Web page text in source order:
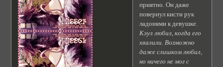
приятно. Он даже
повернул кисти рук
ладонями к девушке.
Кэул любил, когда его
хвалили. Возможно
даже слишком любил,
но ничего не мог с